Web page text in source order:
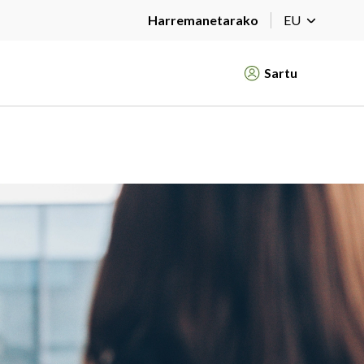
Harremanetarako EU
Sartu